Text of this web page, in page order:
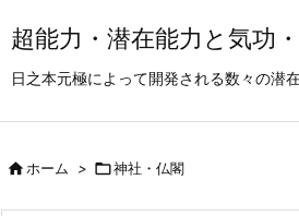
超能力・潜在能力と気功
日之本元極によって開発される数々の潜
ホーム > 神社・仏閣